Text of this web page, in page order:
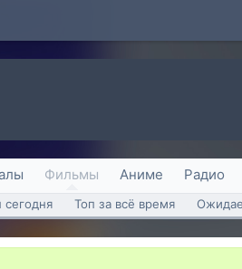
Фильмы Аниме Радио
сегодня Топ за всё время